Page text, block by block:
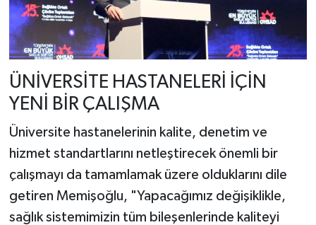
ÜNİVERSİTE HASTANELERİ İÇİN
YENİ BİR ÇALIŞMA
Üniversite hastanelerinin kalite, denetim ve
hizmet standartlarını netleştirecek önemli bir
çalışmayı da tamamlamak üzere olduklarını dile
getiren Memişoğlu, "Yapacağımız değişiklikle,
sağlık sistemimizin tüm bileşenlerinde kaliteyi